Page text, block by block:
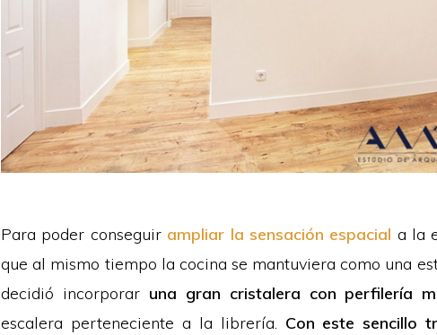
Para poder conseguir ampliar la sensación espacial a la
que al mismo tiempo la cocina se mantuviera como una
decidió incorporar una gran cristalera con perfilería
escalera perteneciente a la librería. Con este sencillo